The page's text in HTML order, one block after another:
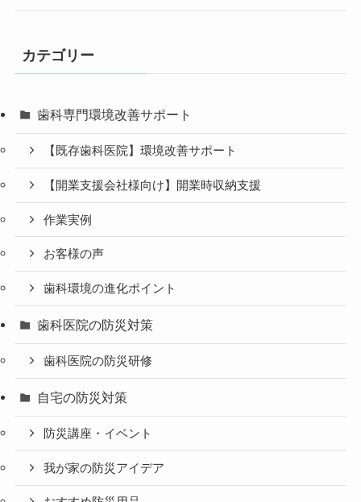
カテゴリー
歯科専門環境改善サポート
【既存歯科医院】環境改善サポート
【開業支援会社様向け】開業時収納支援
作業実例
お客様の声
歯科環境の進化ポイント
歯科医院の防災対策
歯科医院の防災研修
自宅の防災対策
防災講座・イベント
我が家の防災アイデア